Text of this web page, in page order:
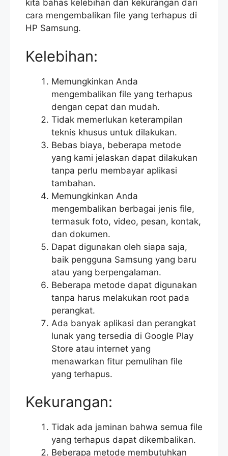
kita bahas kelebihan dan kekurangan dari
cara mengembalikan file yang terhapus di
HP Samsung.
Kelebihan:
Memungkinkan Anda
mengembalikan file yang terhapus
dengan cepat dan mudah.
Tidak memerlukan keterampilan
teknis khusus untuk dilakukan.
Bebas biaya, beberapa metode
yang kami jelaskan dapat dilakukan
tanpa perlu membayar aplikasi
tambahan.
Memungkinkan Anda
mengembalikan berbagai jenis file,
termasuk foto, video, pesan, kontak,
dan dokumen.
Dapat digunakan oleh siapa saja,
baik pengguna Samsung yang baru
atau yang berpengalaman.
Beberapa metode dapat digunakan
tanpa harus melakukan root pada
perangkat.
Ada banyak aplikasi dan perangkat
lunak yang tersedia di Google Play
Store atau internet yang
menawarkan fitur pemulihan file
yang terhapus.
Kekurangan:
Tidak ada jaminan bahwa semua file
yang terhapus dapat dikembalikan.
Beberapa metode membutuhkan